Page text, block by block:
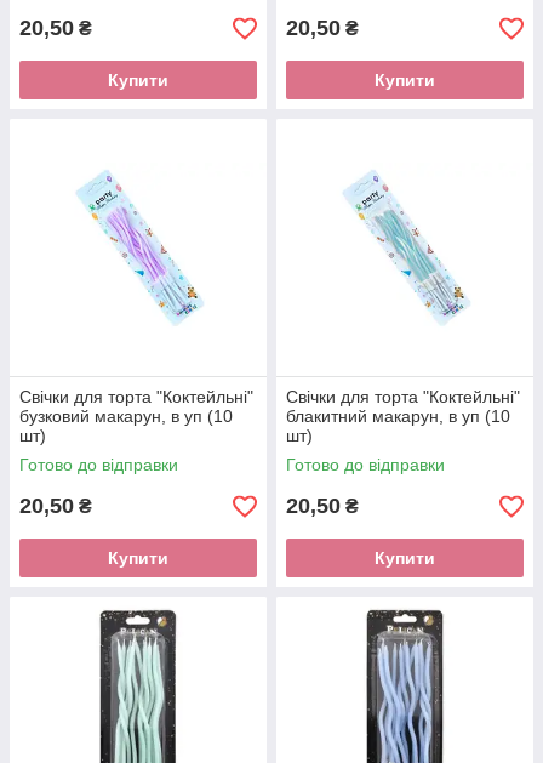
20,50 ₴
Купити
20,50 ₴
Купити
Свічки для торта "Коктейльні"
бузковий макарун, в уп (10
шт)
Готово до відправки
20,50 ₴
Купити
Свічки для торта "Коктейльні"
блакитний макарун, в уп (10
шт)
Готово до відправки
20,50 ₴
Купити